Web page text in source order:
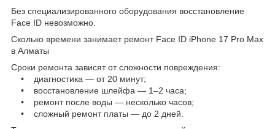
Без специализированного оборудования восстановление
Face ID невозможно.
Сколько времени занимает ремонт Face ID iPhone 17 Pro Max
в Алматы
Сроки ремонта зависят от сложности повреждения:
• диагностика — от 20 минут;
• восстановление шлейфа — 1–2 часа;
• ремонт после воды — несколько часов;
• сложный ремонт платы — до 2 дней.